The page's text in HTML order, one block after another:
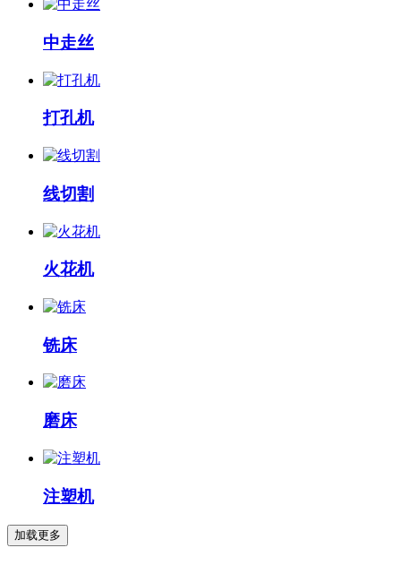
中走丝
打孔机
线切割
火花机
铣床
磨床
注塑机
加载更多